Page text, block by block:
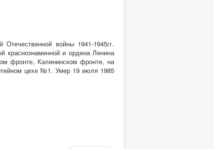
войны 1941-1945гг.
краснознаменной и ордена Ленина
фронте, Калининском фронте, на
цехе №1. Умер 19 июля 1985